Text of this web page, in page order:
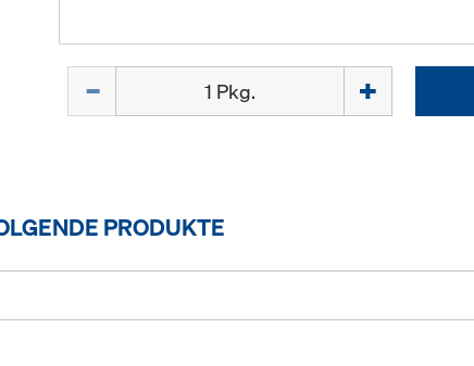
PRODUKTE